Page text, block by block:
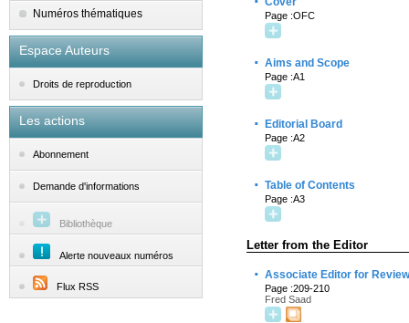
Numéros thématiques
Espace Auteurs
Droits de reproduction
Les actions
Abonnement
Demande d'informations
Bibliothèque
Alerte nouveaux numéros
Flux RSS
Page :OFC
· Aims and Scope
Page :A1
· Editorial Board
Page :A2
· Table of Contents
Page :A3
Letter from the Editor
· Associate Editor for
Page :209-210
Fred Saad